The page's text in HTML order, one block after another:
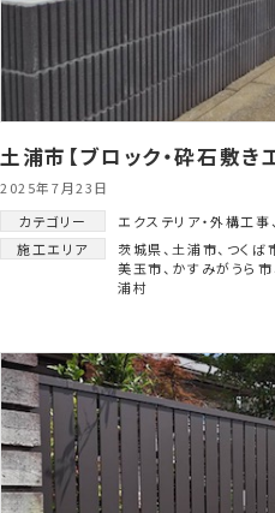
土浦市【ブロック・砕石敷き
2025年7月23日
カテゴリー
エクステリア・外構工事
施工エリア
茨城県、土浦市、 つくば
美玉市、 かすみがうら市
浦村